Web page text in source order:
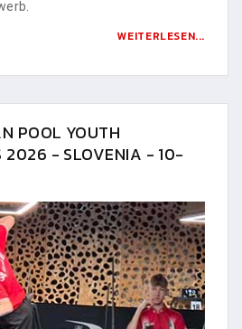
WEITERLESEN...
POOL YOUTH
2026 - SLOVENIA - 10-